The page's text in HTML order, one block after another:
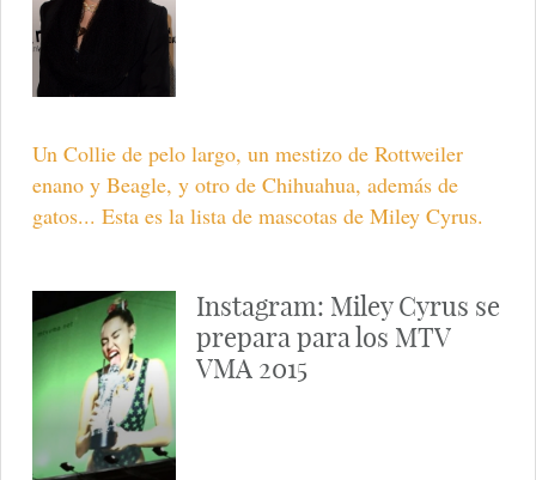
Un Collie de pelo largo, un mestizo de Rottweiler
enano y Beagle, y otro de Chihuahua, además de
gatos... Esta es la lista de mascotas de Miley Cyrus.
Instagram: Miley Cyrus se
prepara para los MTV
VMA 2015